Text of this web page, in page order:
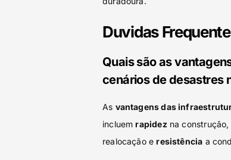
Duvidas
Quais são as
cenários de desastres
As vantagens das
incluemrapidezna construção,
realocação eresistência a